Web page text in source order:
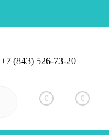
Вход
+7 (843) 526-73-20
0 0